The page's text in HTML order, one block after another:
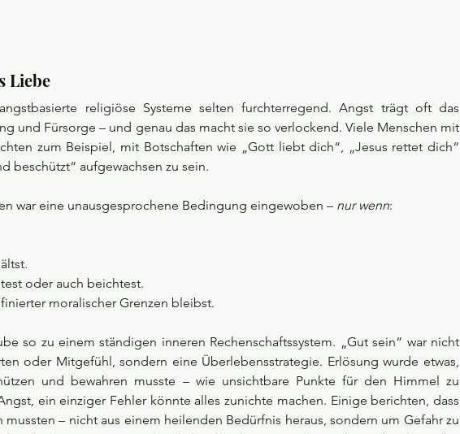
Liebe
religiöse Systeme selten furchterregend. Angst trägt oft das
und Fürsorge – und genau das macht sie so verlockend. Viele Menschen mit
zum Beispiel, mit Botschaften wie „Gott liebt dich“, „Jesus rettet dich“
beschützt“ aufgewachsen zu sein.
war eine unausgesprochene Bedingung eingewoben – nur wenn:
oder auch beichtest.
moralischer Grenzen bleibst.
so zu einem ständigen inneren Rechenschaftssystem. „Gut sein“ war nicht
oder Mitgefühl, sondern eine Überlebensstrategie. Erlösung wurde etwas,
und bewahren musste – wie unsichtbare Punkte für den Himmel zu
ein einziger Fehler könnte alles zunichte machen. Einige berichten, dass
– nicht aus einem heilenden Bedürfnis heraus, sondern um Gefahr zu